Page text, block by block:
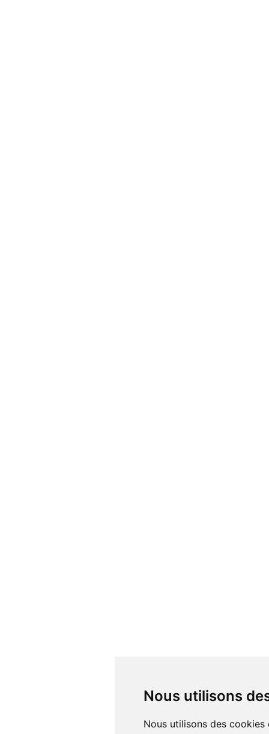
Nous utilisons
Nous utilisons des cookies et d'autres technologies de suivi pour améliorer votre